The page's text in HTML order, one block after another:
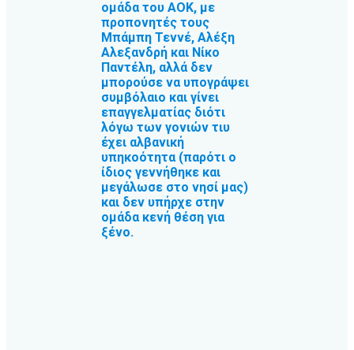
ομάδα του ΑΟΚ, με
προπονητές τους
Μπάμπη Τεννέ, Αλέξη
Αλεξανδρή και Νίκο
Παντέλη, αλλά δεν
μπορούσε να υπογράψει
συμβόλαιο και γίνει
επαγγελματίας διότι
λόγω των γονιών τιυ
έχει αλβανική
υπηκοότητα (παρότι ο
ίδιος γεννήθηκε και
μεγάλωσε στο νησί μας)
και δεν υπήρχε στην
ομάδα κενή θέση για
ξένο.